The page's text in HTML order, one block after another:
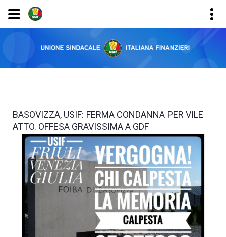
BASOVIZZA, USIF: FERMA CONDANNA PER VILE
ATTO. OFFESA GRAVISSIMA A GDF